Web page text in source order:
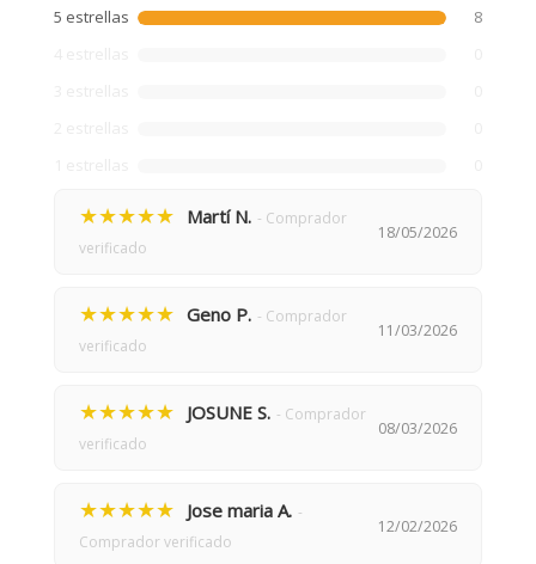
5 estrellas
8
★★★★★ Martí N. - Comprador
verificado
18/05/2026
★★★★★ Geno P. - Comprador
verificado
11/03/2026
★★★★★ JOSUNE S. - Comprador
verificado
08/03/2026
★★★★★ Jose maria A. -
Comprador verificado
12/02/2026